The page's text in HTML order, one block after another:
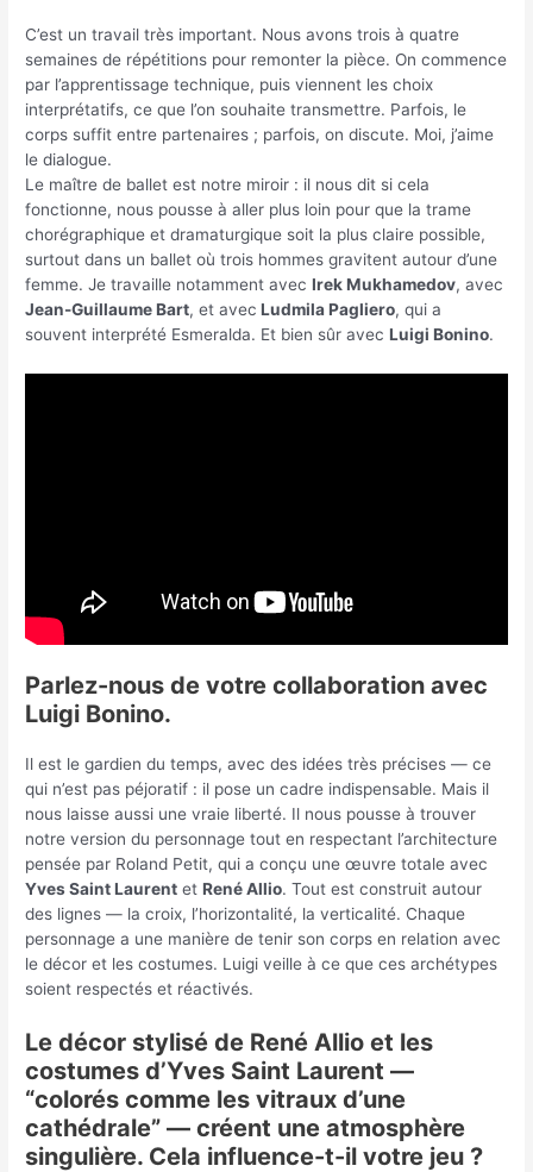
C’est un travail très important. Nous avons trois à quatre
semaines de répétitions pour remonter la pièce. On commence
par l’apprentissage technique, puis viennent les choix
interprétatifs, ce que l’on souhaite transmettre. Parfois, le
corps suffit entre partenaires ; parfois, on discute. Moi, j’aime
le dialogue.
Le maître de ballet est notre miroir : il nous dit si cela
fonctionne, nous pousse à aller plus loin pour que la trame
chorégraphique et dramaturgique soit la plus claire possible,
surtout dans un ballet où trois hommes gravitent autour d’une
femme. Je travaille notamment avecIrek Mukhamedov, avec
Jean-Guillaume Bart, et avec Ludmila Pagliero, qui a
souvent interprété Esmeralda. Et bien sûr avecLuigi Bonino.
Parlez-nous de votre collaboration avec
Luigi Bonino.
Il est le gardien du temps, avec des idées très précises — ce
qui n’est pas péjoratif : il pose un cadre indispensable. Mais il
nous laisse aussi une vraie liberté. Il nous pousse à trouver
notre version du personnage tout en respectant l’architecture
pensée par Roland Petit, qui a conçu une œuvre totale avec
Yves Saint Laurent etRené Allio. Tout est construit autour
des lignes — la croix, l’horizontalité, la verticalité. Chaque
personnage a une manière de tenir son corps en relation avec
le décor et les costumes. Luigi veille à ce que ces archétypes
soient respectés et réactivés.
Le décor stylisé de René Allio et les
costumes d’Yves Saint Laurent —
“colorés comme les vitraux d’une
cathédrale” — créent une atmosphère
singulière. Cela influence-t-il votre jeu ?